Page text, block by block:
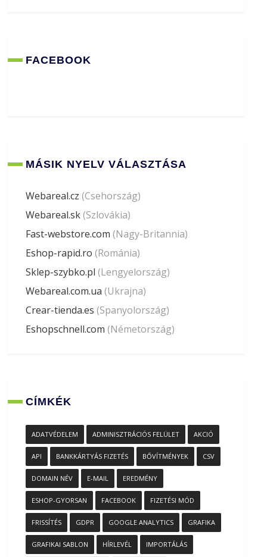
FACEBOOK
MÁSIK NYELV VÁLASZTÁSA
Webareal.cz (Csehország)
Webareal.sk(Szlovákia)
Fast-webstore.com (Nagy-Britannia)
Eshop-rapid.ro (Románia)
Sklep-szybko.pl (Lengyelország)
Webareal.com.ua (Ukrajna)
Crear-tienda.es (Spanyolország)
Eshopschnell.com (Németország)
CÍMKÉK
ADATVÉDELEM ADMINISZTRÁCIÓS FELÜLET AKCIÓ
API BANKKÁRTYÁS FIZETÉS BŐVÍTMÉNYEK CSV
DOMAIN NÉV E-MAIL EREDMÉNY
ESHOP-GYORSAN FACEBOOK FIZETÉSI MÓD
FRISSÍTÉS GDPR GOOGLE ANALYTICS GRAFIKA
GRAFIKAI SABLON HÍRLEVÉL IMPORTÁLÁS